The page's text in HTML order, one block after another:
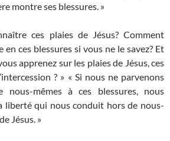
montre ses blessures. »
ces plaies de Jésus? Comment
ces blessures si vous ne le savez? Et
apprenez sur les plaies de Jésus, ces
? » « Si nous ne parvenons
mêmes à ces blessures, nous
liberté qui nous conduit hors de nous-
Jésus. »